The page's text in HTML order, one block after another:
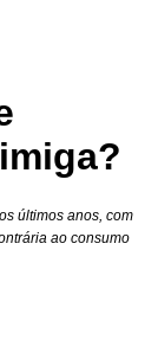
últimos anos, com
ao consumo